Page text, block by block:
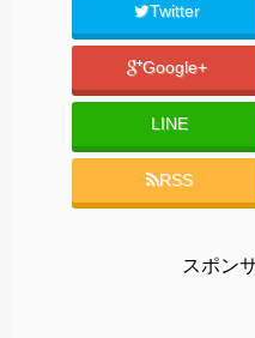
Twitter
Google+
LINE
RSS
スポン